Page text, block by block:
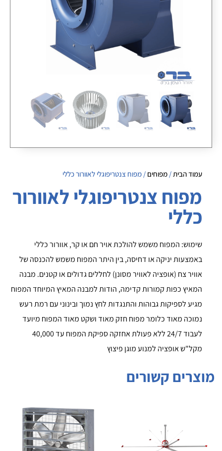
עמוד הבית / מפוחים / מפוח צנטריפוגלי לאוורור כללי
מפוח צנטריפוגלי לאוורור
כללי
שימוש: המפוח משמש להולכת אויר חם או קר, אוורור כללי
באמצעות יניקה או דחיסה, בין היתר המפוח משמש להכנסה של
אוויר צח (אופציה לאוויר מסונן) לחללים גדולים או קטנים. מבנה
המאיץ כפות קמורות קדימה, הודות למבנה המאיץ המיוחד המפוח
מגיע לספיקות גבוהות והתנגדות לחץ נמוך ובינוני עם רמת רעש
נמוכה מאוד כלומר מפוח חזק מאוד ושקט מאוד המפוח מיועד
לעבוד 24/7 ללא פעולת אחזקה ספיקת המפוח עד 40,000
מקל"ש אופציה למנוע מוגן פיצוץ
מוצרים קשורים